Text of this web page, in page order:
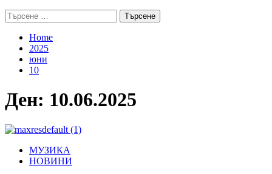
Търсене
за:
Home
2025
юни
10
Ден: 10.06.2025
МУЗИКА
НОВИНИ